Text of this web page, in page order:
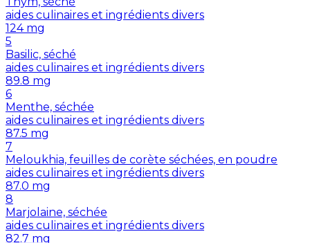
aides culinaires et ingrédients divers
124 mg
5
Basilic, séché
aides culinaires et ingrédients divers
89.8 mg
6
Menthe, séchée
aides culinaires et ingrédients divers
87.5 mg
7
Meloukhia, feuilles de corète séchées, en poudre
aides culinaires et ingrédients divers
87.0 mg
8
Marjolaine, séchée
aides culinaires et ingrédients divers
82.7 mg